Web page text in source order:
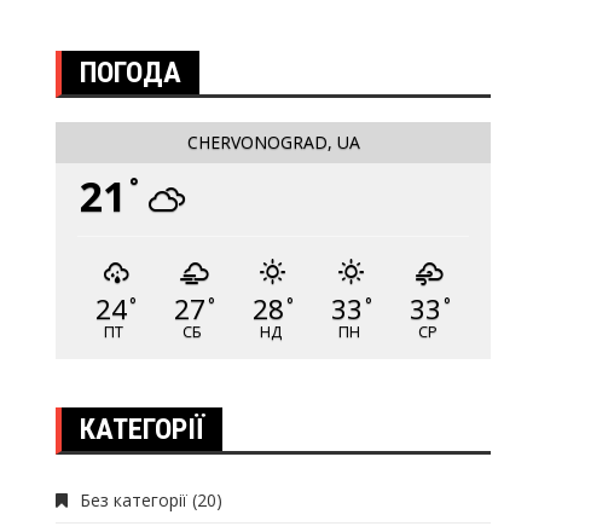
ПОГОДА
CHERVONOGRAD, UA
21 °
24°
ПТ
27°
СБ
28°
НД
33 °
ПН
33 °
СР
КАТЕГОРІЇ
Без категорії (20)